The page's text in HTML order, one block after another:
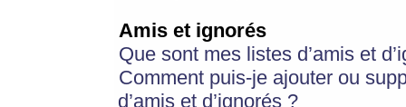
Amis et ignorés
Que sont mes listes d’amis et
Comment puis-je ajouter ou
d’amis et d’ignorés ?